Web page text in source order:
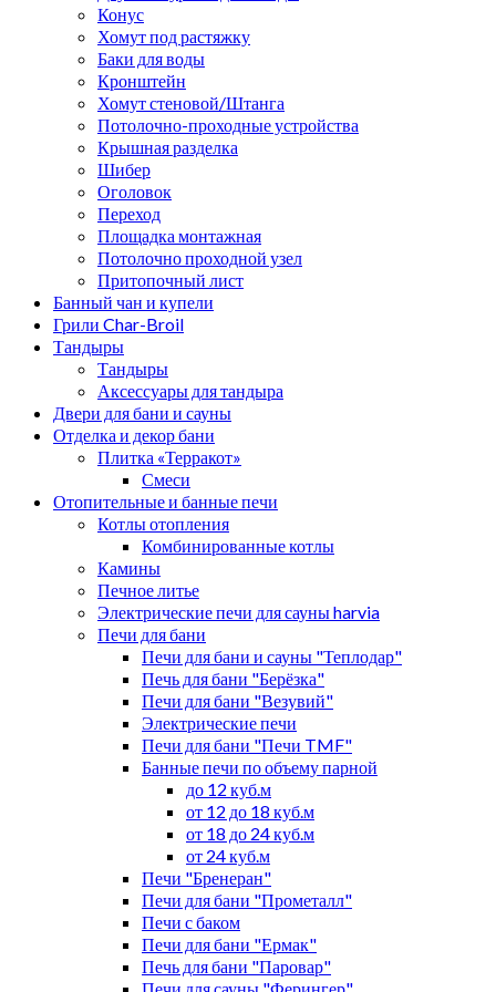
Конус
Хомут под растяжку
Баки для воды
Кронштейн
Хомут стеновой/Штанга
Потолочно-проходные устройства
Крышная разделка
Шибер
Оголовок
Переход
Площадка монтажная
Потолочно проходной узел
Притопочный лист
Банный чан и купели
Грили Char-Broil
Тандыры
Тандыры
Аксессуары для тандыра
Двери для бани и сауны
Отделка и декор бани
Плитка «Терракот»
Смеси
Отопительные и банные печи
Котлы отопления
Комбинированные котлы
Камины
Печное литье
Электрические печи для сауны harvia
Печи для бани
Печи для бани и сауны "Теплодар"
Печь для бани "Берёзка"
Печи для бани "Везувий"
Электрические печи
Печи для бани "Печи TMF"
Банные печи по объему парной
до 12 куб.м
от 12 до 18 куб.м
от 18 до 24 куб.м
от 24 куб.м
Печи "Бренеран"
Печи для бани "Прометалл"
Печи с баком
Печи для бани "Ермак"
Печь для бани "Паровар"